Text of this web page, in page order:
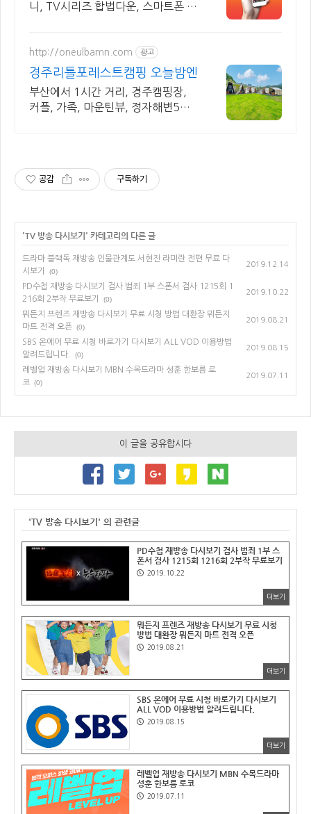
니, TV시리즈 합법다운, 스마트폰 실
http://oneulbamn.com 광고
경주리틀포레스트캠핑 오늘밤엔
부산에서 1시간 거리, 경주캠핑장,
커플, 가족, 마운틴뷰, 정자해변5분
공감 구독하기
'TV 방송 다시보기 ' 카테고리의 다른 글
드라마 블랙독 재방송 인물관계도 서현진 라미란 전편 무료 다
시보기
(0)
2019.12.14
PD수첩 재방송 다시보기 검사 범죄 1부 스폰서 검사 1215회 1
216회 2부작 무료보기
(0)
2019.10.22
뭐든지 프렌즈 재방송 다시보기 무료 시청 방법 대환장 뭐든지
마트 전격 오픈 (0)
2019.08.21
SBS 온에어 무료 시청 바로가기 다시보기 ALL VOD 이용방법
알려드립니다.
(0)
2019.08.15
레벨업 재방송 다시보기 MBN 수목드라마 성훈 한보름 로
코 (0)
2019.07.11
이 글을 공유합시다
'TV 방송 다시보기' 의 관련글
PD수첩 재방송 다시보기 검사 범죄 1부 스
폰서 검사 1215회 1216회 2부작 무료보기
2019.10.22
더보기
뭐든지 프렌즈 재방송 다시보기 무료 시청
방법 대환장 뭐든지 마트 전격 오픈
2019.08.21
더보기
SBS 온에어 무료 시청 바로가기 다시보기
ALL VOD 이용방법 알려드립니다.
2019.08.15
더보기
레벨업 재방송 다시보기 MBN 수목드라마
성훈 한보름 로코
2019.07.11